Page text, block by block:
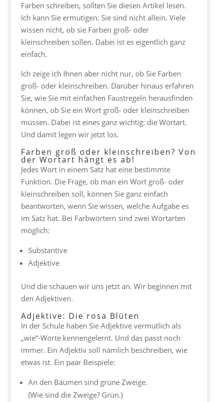
Farben schreiben, sollten Sie diesen Artikel lesen.
Ich kann Sie ermutigen: Sie sind nicht allein. Viele
wissen nicht, ob sie Farben groß- oder
kleinschreiben sollen. Dabei ist es eigentlich ganz
einfach.
Ich zeige ich Ihnen aber nicht nur, ob Sie Farben
groß- oder kleinschreiben. Darüber hinaus erfahren
Sie, wie Sie mit einfachen Faustregeln herausfinden
können, ob Sie ein Wort groß- oder kleinschreiben
müssen. Dabei ist eines ganz wichtig: die Wortart.
Und damit legen wir jetzt los.
Farben groß oder kleinschreiben? Von
der Wortart hängt es ab!
Jedes Wort in einem Satz hat eine bestimmte
Funktion. Die Frage, ob man ein Wort groß- oder
kleinschreiben soll, können Sie ganz einfach
beantworten, wenn Sie wissen, welche Aufgabe es
im Satz hat. Bei Farbwörtern sind zwei Wortarten
möglich:
Substantive
Adjektive
Und die schauen wir uns jetzt an. Wir beginnen mit
den Adjektiven.
Adjektive: Die rosa Blüten
In der Schule haben Sie Adjektive vermutlich als
„wie“-Worte kennengelernt. Und das passt noch
immer. Ein Adjektiv soll nämlich beschreiben, wie
etwas ist. Ein paar Beispiele:
An den Bäumen sind grüne Zweige.
(Wie sind die Zweige? Grün.)